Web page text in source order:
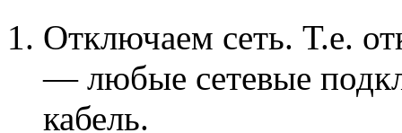
Отключаем сеть. Т.е.
— любые сетевые
кабель.